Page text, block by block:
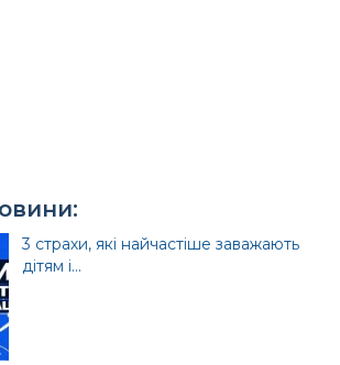
3 страхи, які найчастіше заважають
дітям і...
РДА